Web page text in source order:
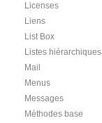
Licenses
Liens
List Box
Listes hiérarchiques
Mail
Menus
Messages
Méthodes base